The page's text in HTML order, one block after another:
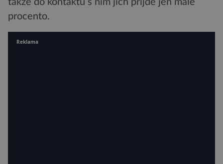
takže do kontaktu s ním jich přijde jen malé
procento.
Reklama